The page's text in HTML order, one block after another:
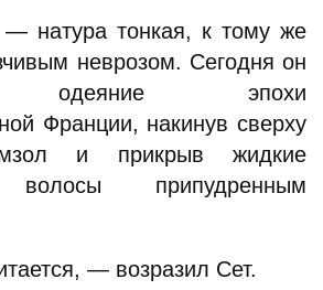
натура тонкая, к тому же
неврозом. Сегодня он
одеяние эпохи
Франции, накинув сверху
и прикрыв жидкие
волосы припудренным
— возразил Сет.